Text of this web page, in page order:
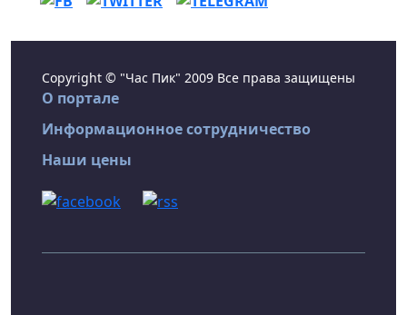
Copyright © "Час Пик" 2009 Все права защищены
О портале
Информационное сотрудничество
Наши цены